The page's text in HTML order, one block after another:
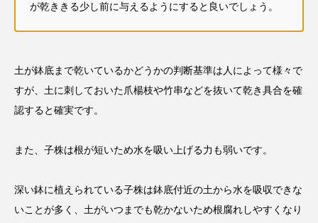
が乾ききる少し前に与えるようにすると良いでしょう。
土が鉢底まで乾いているかどうかの判断基準は人によって様々で
すが、土に刺しておいた爪楊枝や竹串などを抜いて乾き具合を確
認すると確実です。
また、子株は根が短いため水を吸い上げる力も弱いです。
深い鉢に植えられている子株は鉢底付近の土から水を吸収できな
いことが多く、土がいつまでも乾かないため根腐れしやすくなり